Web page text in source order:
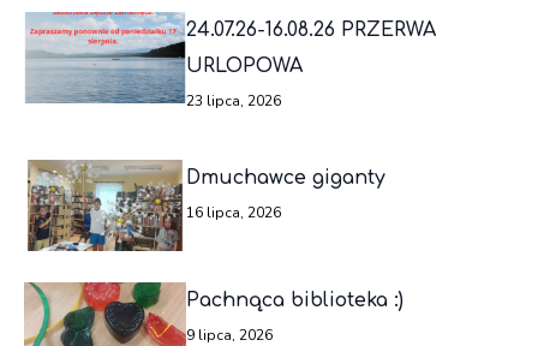
24.07.26-16.08.26 PRZERWA
URLOPOWA
23 lipca, 2026
Dmuchawce giganty
16 lipca, 2026
Pachnąca biblioteka :)
9 lipca, 2026